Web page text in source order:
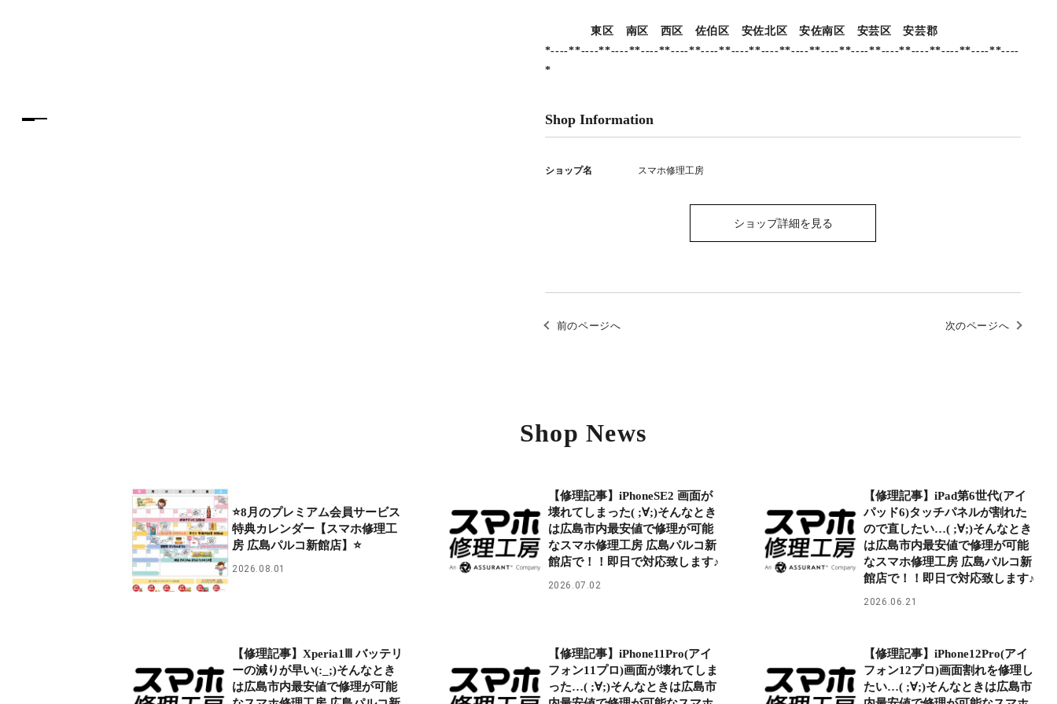
東区 南区 西区 佐伯区 安佐北区 安佐南区 安芸区 安芸郡
*----**----**----**----**----**----**----**----**----**----**----**----**----**----**----**----
*
Shop Information
ショップ名 スマホ修理工房
ショップ詳細を見る
前のページへ 次のページへ
Shop News
⭐8月のプレミアム会員サービス
特典カレンダー【スマホ修理工
房 広島パルコ新館店】⭐
2026.08.01
【修理記事】iPhoneSE2 画面が
壊れてしまった( ;∀;)そんなとき
は広島市内最安値で修理が可能
なスマホ修理工房 広島パルコ新
館店で！！即日で対応致します♪
2026.07.02
【修理記事】iPad第6世代(アイ
パッド6)タッチパネルが割れた
ので直したい…( ;∀;)そんなとき
は広島市内最安値で修理が可能
なスマホ修理工房 広島パルコ新
館店で！！即日で対応致します♪
2026.06.21
【修理記事】Xperia1Ⅲ バッテリ
ーの減りが早い(:_;)そんなとき
は広島市内最安値で修理が可能
【修理記事】iPhone11Pro(アイ
フォン11プロ)画面が壊れてしま
った…( ;∀;)そんなときは広島市
【修理記事】iPhone12Pro(アイ
フォン12プロ)画面割れを修理し
たい…( ;∀;)そんなときは広島市